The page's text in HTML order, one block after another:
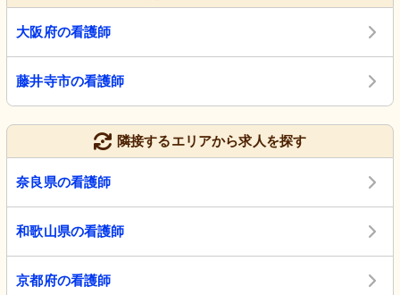
大阪府の看護師
藤井寺市の看護師
隣接するエリアから求人を探す
奈良県の看護師
和歌山県の看護師
京都府の看護師